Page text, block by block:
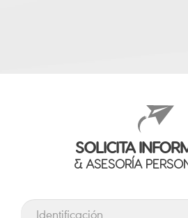
SOLICITA
& ASESORÍA